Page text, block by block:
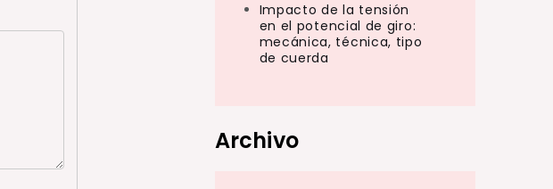
Impacto de la tensión
en el potencial de giro:
mecánica, técnica, tipo
de cuerda
Archivo